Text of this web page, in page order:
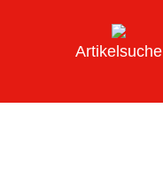
Artikelsuche